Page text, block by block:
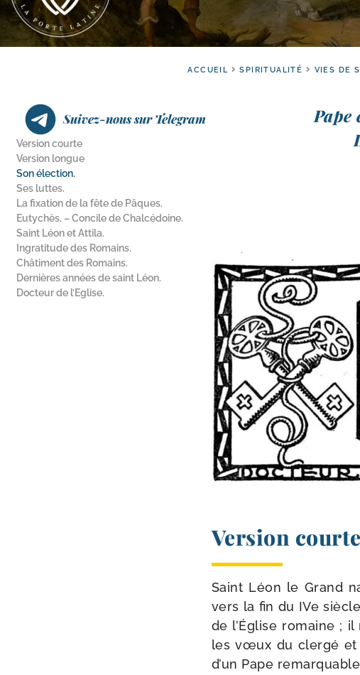
ACCUEIL SPIRITUALITÉ VIES DE
Suivez-nous sur Telegram
Version courte
Version longue
Son élection.
Ses luttes.
La fixation de la fête de Pâques.
Eutychès. – Concile de Chalcédoine.
Saint Léon et Attila.
Ingratitude des Romains.
Châtiment des Romains.
Dernières années de saint Léon.
Docteur de l’Eglise.
Pape
Version courte
Saint Léon le Grand
vers la fin du IVe
de l’Église romaine ;
les vœux du cler­gé et
d’un Pape